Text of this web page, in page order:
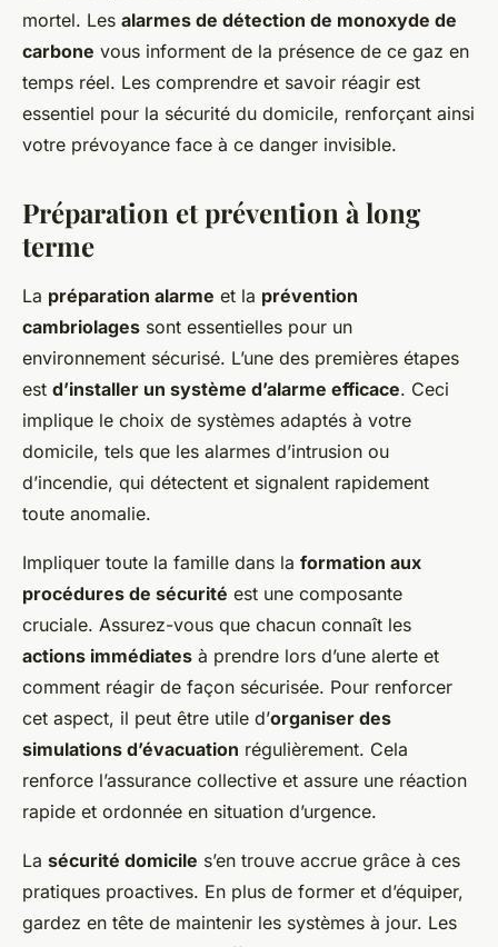
mortel. Les alarmes de détection de monoxyde de
carbone vous informent de la présence de ce gaz en
temps réel. Les comprendre et savoir réagir est
essentiel pour la sécurité du domicile, renforçant ainsi
votre prévoyance face à ce danger invisible.
Préparation et prévention à long
terme
La préparation alarme et la prévention
cambriolages sont essentielles pour un
environnement sécurisé. L’une des premières étapes
est d’installer un système d’alarme efficace. Ceci
implique le choix de systèmes adaptés à votre
domicile, tels que les alarmes d’intrusion ou
d’incendie, qui détectent et signalent rapidement
toute anomalie.
Impliquer toute la famille dans la formation aux
procédures de sécurité est une composante
cruciale. Assurez-vous que chacun connaît les
actions immédiates à prendre lors d’une alerte et
comment réagir de façon sécurisée. Pour renforcer
cet aspect, il peut être utile d’organiser des
simulations d’évacuation régulièrement. Cela
renforce l’assurance collective et assure une réaction
rapide et ordonnée en situation d’urgence.
La sécurité domicile s’en trouve accrue grâce à ces
pratiques proactives. En plus de former et d’équiper,
gardez en tête de maintenir les systèmes à jour. Les